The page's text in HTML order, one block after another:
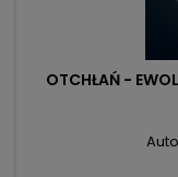
OTCHŁAŃ -